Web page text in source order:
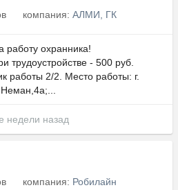
компания: АЛМИ, ГК
охранника!
трудоустройстве - 500 руб.
работы 2/2. Место работы: г.
недели назад
компания: Робилайн